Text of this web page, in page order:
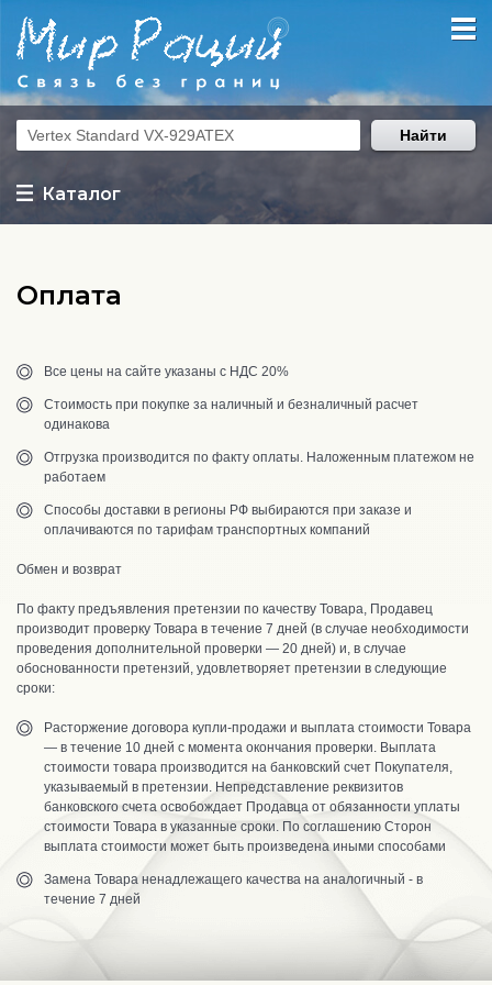
Каталог
Найти
Оплата
Все цены на сайте указаны с НДС 20%
Стоимость при покупке за наличный и безналичный расчет
одинакова
Отгрузка производится по факту оплаты. Наложенным платежом не
работаем
Способы доставки в регионы РФ выбираются при заказе и
оплачиваются по тарифам транспортных компаний
Обмен и возврат
По факту предъявления претензии по качеству Товара, Продавец
производит проверку Товара в течение 7 дней (в случае необходимости
проведения дополнительной проверки — 20 дней) и, в случае
обоснованности претензий, удовлетворяет претензии в следующие
сроки:
Расторжение договора купли-продажи и выплата стоимости Товара
— в течение 10 дней с момента окончания проверки. Выплата
стоимости товара производится на банковский счет Покупателя,
указываемый в претензии. Непредставление реквизитов
банковского счета освобождает Продавца от обязанности уплаты
стоимости Товара в указанные сроки. По соглашению Сторон
выплата стоимости может быть произведена иными способами
Замена Товара ненадлежащего качества на аналогичный - в
течение 7 дней